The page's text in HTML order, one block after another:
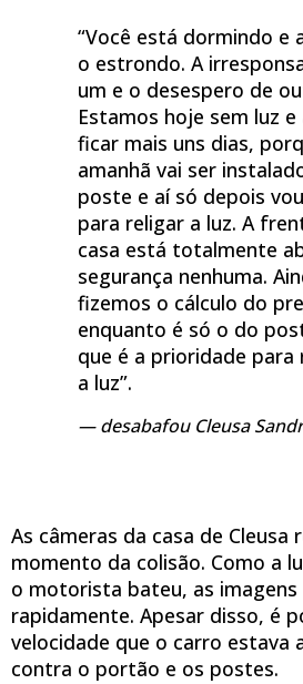
“Você está dormindo e
o estrondo. A
um e o desespero de
Estamos hoje sem luz e
ficar mais uns dias,
amanhã vai ser
poste e aí só depois
para religar a luz. A
casa está totalmente
segurança nenhuma.
fizemos o cálculo do
enquanto é só o do
que é a prioridade para
a luz”.
desabafou Cleusa
As câmeras da casa de Cleusa
momento da colisão. Como a
o motorista bateu, as imagens
rapidamente. Apesar disso, é
velocidade que o carro estava
contra o portão e os postes.